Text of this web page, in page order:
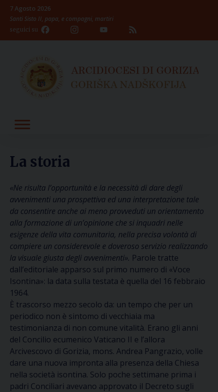
Skip
content
7 Agosto 2026
Santi Sisto II, papa, e compagni, martiri
seguici su Facebook InstagramYouTube
Channel
La storia
«Ne risulta l’opportunità e la necessità di dare degli
avvenimenti una prospettiva ed una interpretazione tale
da consentire anche ai meno provveduti un orientamento
alla formazione di un’opinione che si inquadri nelle
esigenze della vita comunitaria, nella precisa volontà di
compiere un considerevole e doveroso servizio realizzando
la visuale giusta degli avvenimenti». Parole tratte
dall’editoriale apparso sul primo numero di «Voce
Isontina»: la data sulla testata è quella del 16 febbraio
1964.
È trascorso mezzo secolo da: un tempo che per un
periodico non è sintomo di vecchiaia ma
testimonianza di non comune vitalità. Erano gli anni
del Concilio ecumenico Vaticano II e l’allora
Arcivescovo di Gorizia, mons. Andrea Pangrazio, volle
dare una nuova impronta alla presenza della Chiesa
nella società isontina. Solo poche settimane prima i
padri Conciliari avevano approvato il Decreto sugli